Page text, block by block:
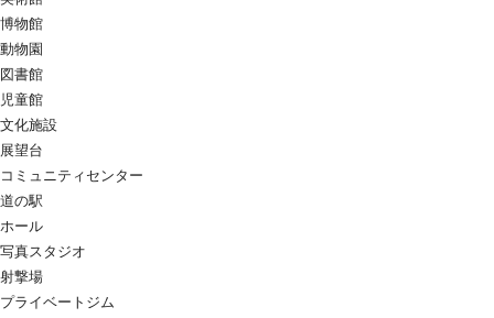
博物館
動物園
図書館
児童館
文化施設
展望台
コミュニティセンター
道の駅
ホール
写真スタジオ
射撃場
プライベートジム